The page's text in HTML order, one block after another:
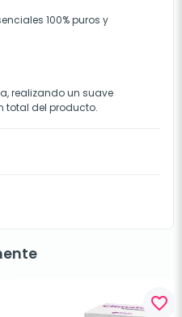
100% puros y
realizando un suave
total del producto.
favorite_border